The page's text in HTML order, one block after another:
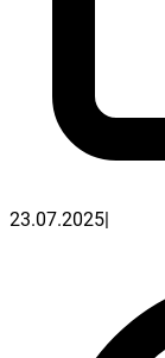
23.07.2025